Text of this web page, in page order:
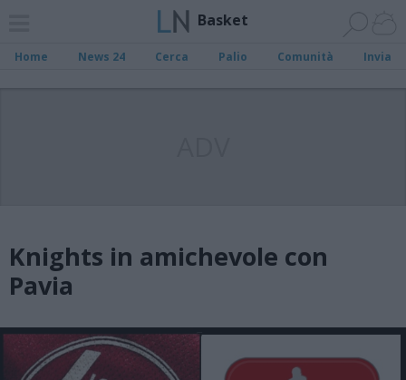
Basket
Home News 24 Cerca Palio Comunità Invia
Knights in amichevole con
Pavia